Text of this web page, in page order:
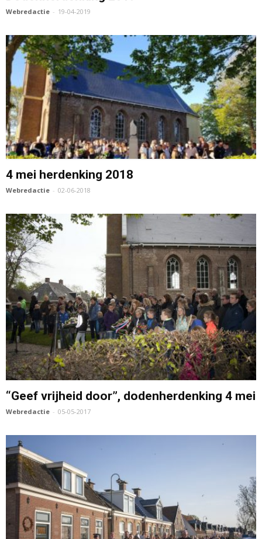
Webredactie - 19-04-2019
4 mei herdenking 2018
Webredactie - 02-06-2018
“Geef vrijheid door”, dodenherdenking 4 mei
Webredactie - 05-05-2017